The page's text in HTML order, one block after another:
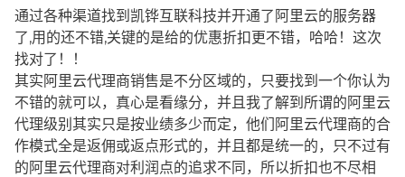
通过各种渠道找到凯铧互联科技并开通了阿里云的服务器
了,用的还不错,关键的是给的优惠折扣更不错，哈哈！这次
找对了！！
其实阿里云代理商销售是不分区域的，只要找到一个你认为
不错的就可以，真心是看缘分，并且我了解到所谓的阿里云
代理级别其实只是按业绩多少而定，他们阿里云代理商的合
作模式全是返佣或返点形式的，并且都是统一的，只不过有
的阿里云代理商对利润点的追求不同，所以折扣也不尽相